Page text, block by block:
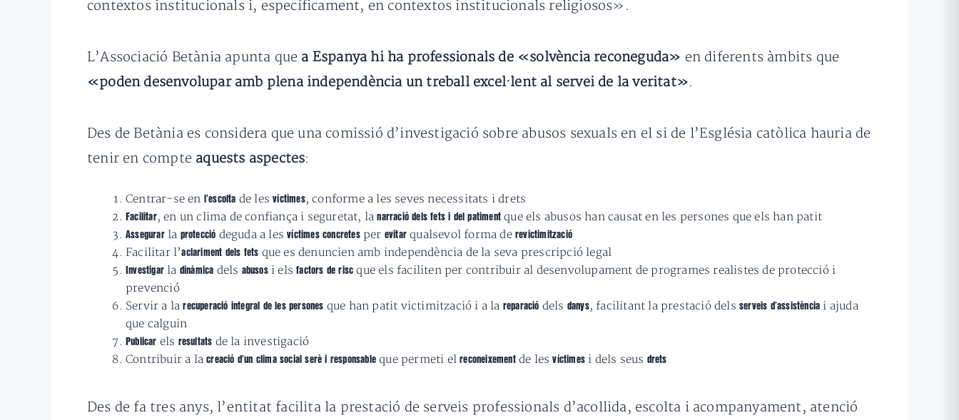
contextos institucionals i, específicament, en contextos institucionals religiosos».
L’Associació Betània apunta que a Espanya hi ha professionals de «solvència reconeguda» en diferents àmbits que
«poden desenvolupar amb plena independència un treball excel·lent al servei de la veritat».
Des de Betània es considera que una comissió d’investigació sobre abusos sexuals en el si de l’Església catòlica hauria de
tenir en compte aquests aspectes:
Centrar-se en l’escolta de lesvíctimes, conforme a les seves necessitats i drets
Facilitar, en un clima de confiança i seguretat, lanarració dels fets i del patiment que els abusos han causat en les persones que els han patit
Assegurar la protecció deguda a lesvíctimes concretes per evitarqualsevol forma derevictimització
Facilitar l’aclariment dels fets que es denuncien amb independència de la seva prescripció legal
Investigar la dinàmica dels abusos i els factors de riscque els faciliten per contribuir al desenvolupament de programes realistes de protecció i
prevenció
Servir a larecuperació integral de les persones que han patit victimització i a la reparació dels danys, facilitant la prestació delsserveis d’assistència i ajuda
que calguin
Publicar els resultats de la investigació
Contribuir a lacreació d’un clima social serè i responsableque permeti elreconeixementde lesvíctimes i dels seus drets
Des de fa tres anys, l’entitat facilita la prestació de serveis professionals d’acollida, escolta i acompanyament, atenció